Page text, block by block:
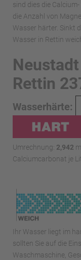
sind dies die
die Anzahl von
Wasser härter. Sinkt
Wasser in Rettin
Rettin
Wasserhärte:
Umrechnung: 2,942
Calciumcarbonat je
Ihr Wasser liegt im
sollten Sie auf die
Waschmaschine,